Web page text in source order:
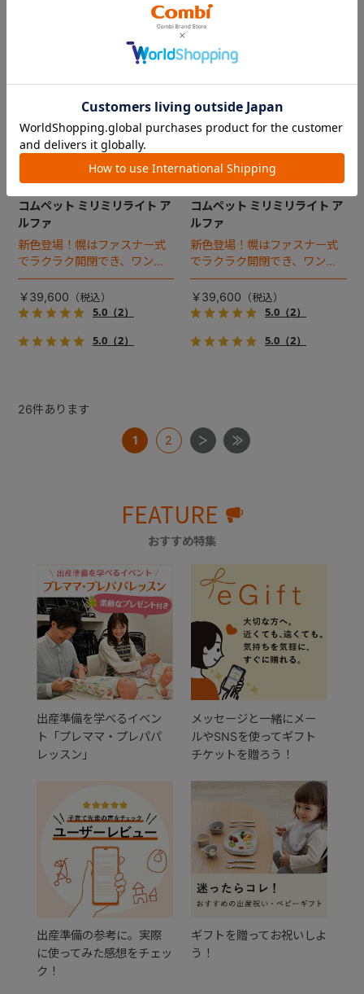
コムペット ミリミリライト ア
ルファ
新色登場！幌はファスナー式
でラクラク開閉でき、ワンち
ゃんやネコちゃんの抜け出し
を防止！キャリー部前面にメ
ッシュがプラスされた通気性
リーズです。
￥39,600
5.0（2）
5.0（2）
コムペット ミリミリライト ア
ルファ
新色登場！幌はファスナー式
でラクラク開閉でき、ワンち
ゃんやネコちゃんの抜け出し
を防止！キャリー部前面にメ
ッシュがプラスされた通気性
リーズです。
￥39,600
5.0（2）
5.0（2）
26件あります
1 2
FEATURE
おすすめ特集
出産準備を学べるイベン
ト「プレママ・プレパパ
レッスン」
メッセージと一緒にメー
ルやSNSを使ってギフト
チケットを贈ろう！
出産準備の参考に。実際
に使ってみた感想をチェッ
ク！
ギフトを贈ってお祝いしよ
う！